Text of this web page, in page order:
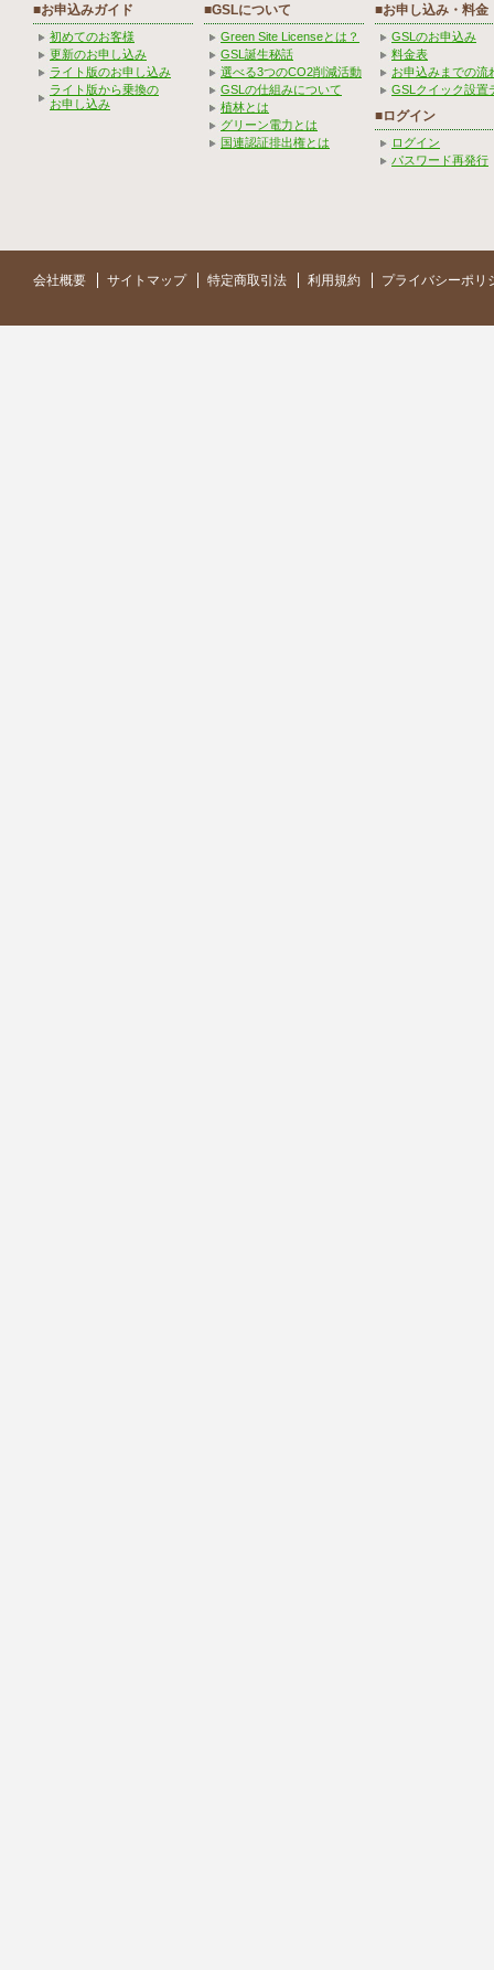
■お申込みガイド
初めてのお客様
更新のお申し込み
ライト版のお申し込み
ライト版から乗換の
お申し込み
■GSLについて
Green Site Licenseとは？
GSL誕生秘話
選べる3つのCO2削減活動
GSLの仕組みについて
植林とは
グリーン電力とは
国連認証排出権とは
■お申し込み・料金
GSLのお申込み
料金表
お申込みまでの流
GSLクイック設置
■ログイン
ログイン
パスワード再発行
会社概要 サイトマップ 特定商取引法 利用規約 プライバシーポリ